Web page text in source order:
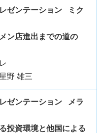
ゼンテーション ミク
ン店進出までの道の
野 雄三
ゼンテーション メラ
投資環境と他国による